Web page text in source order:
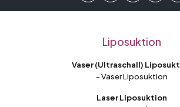
Liposuktion
Vaser (Ultraschall)
- Vaser Liposuktion
Laser Liposuktion